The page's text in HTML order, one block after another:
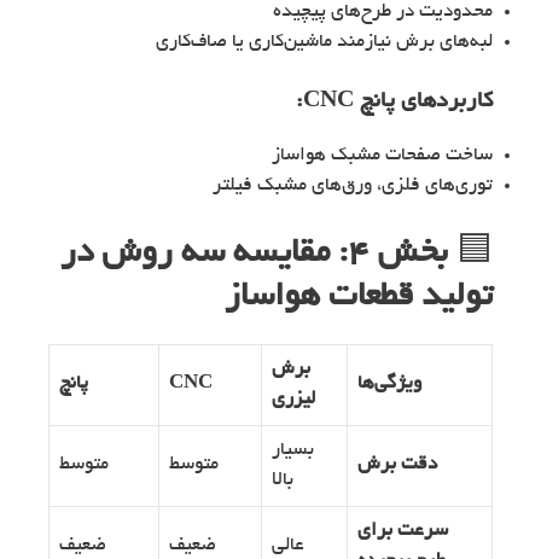
محدودیت در طرح‌های پیچیده
لبه‌های برش نیازمند ماشین‌کاری یا صاف‌کاری
کاربردهای پانچ CNC:
ساخت صفحات مشبک هواساز
توری‌های فلزی، ورق‌های مشبک فیلتر
🟦
بخش ۴: مقایسه سه روش در
تولید قطعات هواساز
ویژگی‌ها
برش
لیزری
CNC پانچ
دقت برش
بسیار
بالا
متوسط متوسط
سرعت برای
عالی ضعیف ضعیف